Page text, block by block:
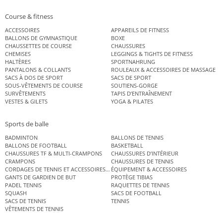
Course & fitness
ACCESSOIRES
APPAREILS DE FITNESS
BALLONS DE GYMNASTIQUE
BOXE
CHAUSSETTES DE COURSE
CHAUSSURES
CHEMISES
LEGGINGS & TIGHTS DE FITNESS
HALTÈRES
SPORTNAHRUNG
PANTALONS & COLLANTS
ROULEAUX & ACCESSOIRES DE MASSAGE
SACS À DOS DE SPORT
SACS DE SPORT
SOUS-VÊTEMENTS DE COURSE
SOUTIENS-GORGE
SURVÊTEMENTS
TAPIS D’ENTRAÎNEMENT
VESTES & GILETS
YOGA & PILATES
Sports de balle
BADMINTON
BALLONS DE TENNIS
BALLONS DE FOOTBALL
BASKETBALL
CHAUSSURES TF & MULTI-CRAMPONS
CHAUSSURES D’INTÉRIEUR
CRAMPONS
CHAUSSURES DE TENNIS
CORDAGES DE TENNIS ET ACCESSOIRES DE TENNISÉQUIPEMENT & ACCESSOIRES
GANTS DE GARDIEN DE BUT
PROTÈGE TIBIAS
PADEL TENNIS
RAQUETTES DE TENNIS
SQUASH
SACS DE FOOTBALL
SACS DE TENNIS
TENNIS
VÊTEMENTS DE TENNIS